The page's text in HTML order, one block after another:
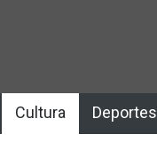
Cultura Deportes